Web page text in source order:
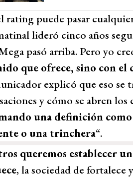
rating puede pasar
lideró cinco años
pasó arriba. Pero yo
que ofrece, sino con el
explicó que eso se
y cómo se abren los
una definición
o una trinchera“.
queremos establecer
, la sociedad de fortalece